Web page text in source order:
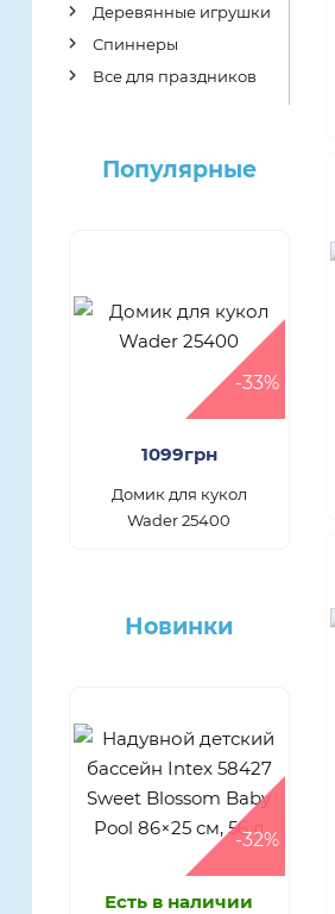
Деревянные игрушки
Спиннеры
Все для праздников
Популярные
-33%
1099грн
Домик для кукол
Wader 25400
Новинки
-32%
Есть в наличии